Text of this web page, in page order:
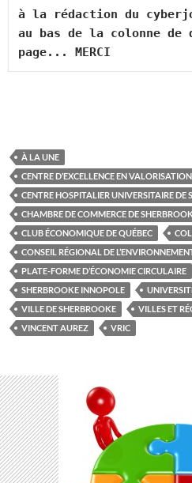
à la rédaction du
au bas de la colonne
page... MERCI
À LA UNE
CENTRE D’EXCELLENCE EN
CENTRE HOSPITALIER UNIVERSITAIRE DE
CHAMBRE DE COMMERCE DE
CLUB ÉCONOMIQUE DE QUÉBEC
CONSEIL RÉGIONAL DE
PLATE-FORME D’ÉCONOMIE CIRCULAIRE
SHERBROOKE INNOPOLE
VILLE DE SHERBROOKE
VILLES ET
VINCENT AUREZ
VRIC